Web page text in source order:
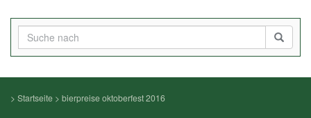
> Startseite > bierpreise oktoberfest 2016